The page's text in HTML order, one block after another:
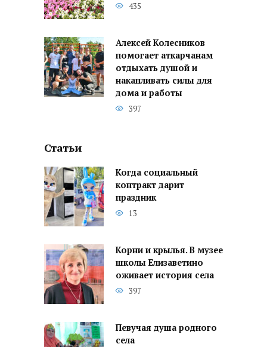
435
Алексей Колесников
помогает аткарчанам
отдыхать душой и
накапливать силы для
дома и работы
397
Статьи
Когда социальный
контракт дарит
праздник
13
Корни и крылья. В музее
школы Елизаветино
оживает история села
397
Певучая душа родного
села